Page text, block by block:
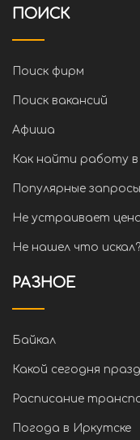
ПОИСК
Поиск фирм
Поиск вакансий
Афиша
Как найти работу в
Популярные запросы
Не устраивает
Не нашел что искал?
РАЗНОЕ
Байкал
Какой сегодня
Расписание
Погода в Иркутске